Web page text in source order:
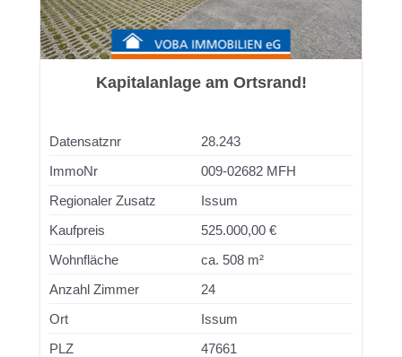
Kapitalanlage am Ortsrand!
Datensatznr
28.243
ImmoNr
009-02682 MFH
Regionaler Zusatz
Issum
Kaufpreis
525.000,00 €
Wohnfläche
ca. 508 m²
Anzahl Zimmer
24
Ort
Issum
PLZ
47661